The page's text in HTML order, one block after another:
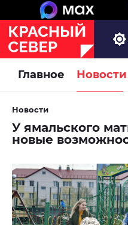
Главное Новости
Новости
У ямальского
новые